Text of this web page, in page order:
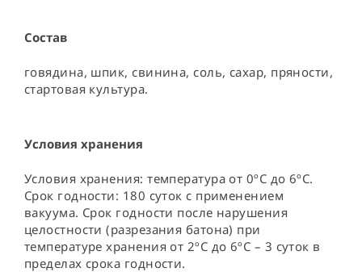
Состав
говядина, шпик, свинина, соль, сахар, пряности,
стартовая культура.
Условия хранения
Условия хранения: температура от 0ºС до 6ºС.
Срок годности: 180 суток с применением
вакуума. Срок годности после нарушения
целостности (разрезания батона) при
температуре хранения от 2ºС до 6ºС – 3 суток в
пределах срока годности.